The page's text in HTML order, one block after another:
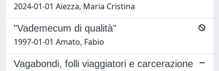
2024-01-01 Aiezza, Maria Cristina
"Vademecum di qualità"
1997-01-01 Amato, Fabio
Vagabondi, folli viaggiatori e carcerazione